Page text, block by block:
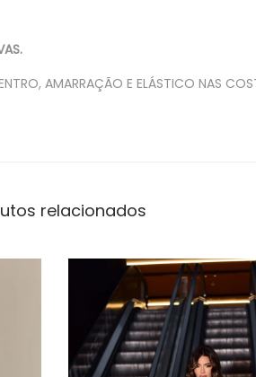
AMARRAÇÃO E ELÁSTICO NAS
relacionados